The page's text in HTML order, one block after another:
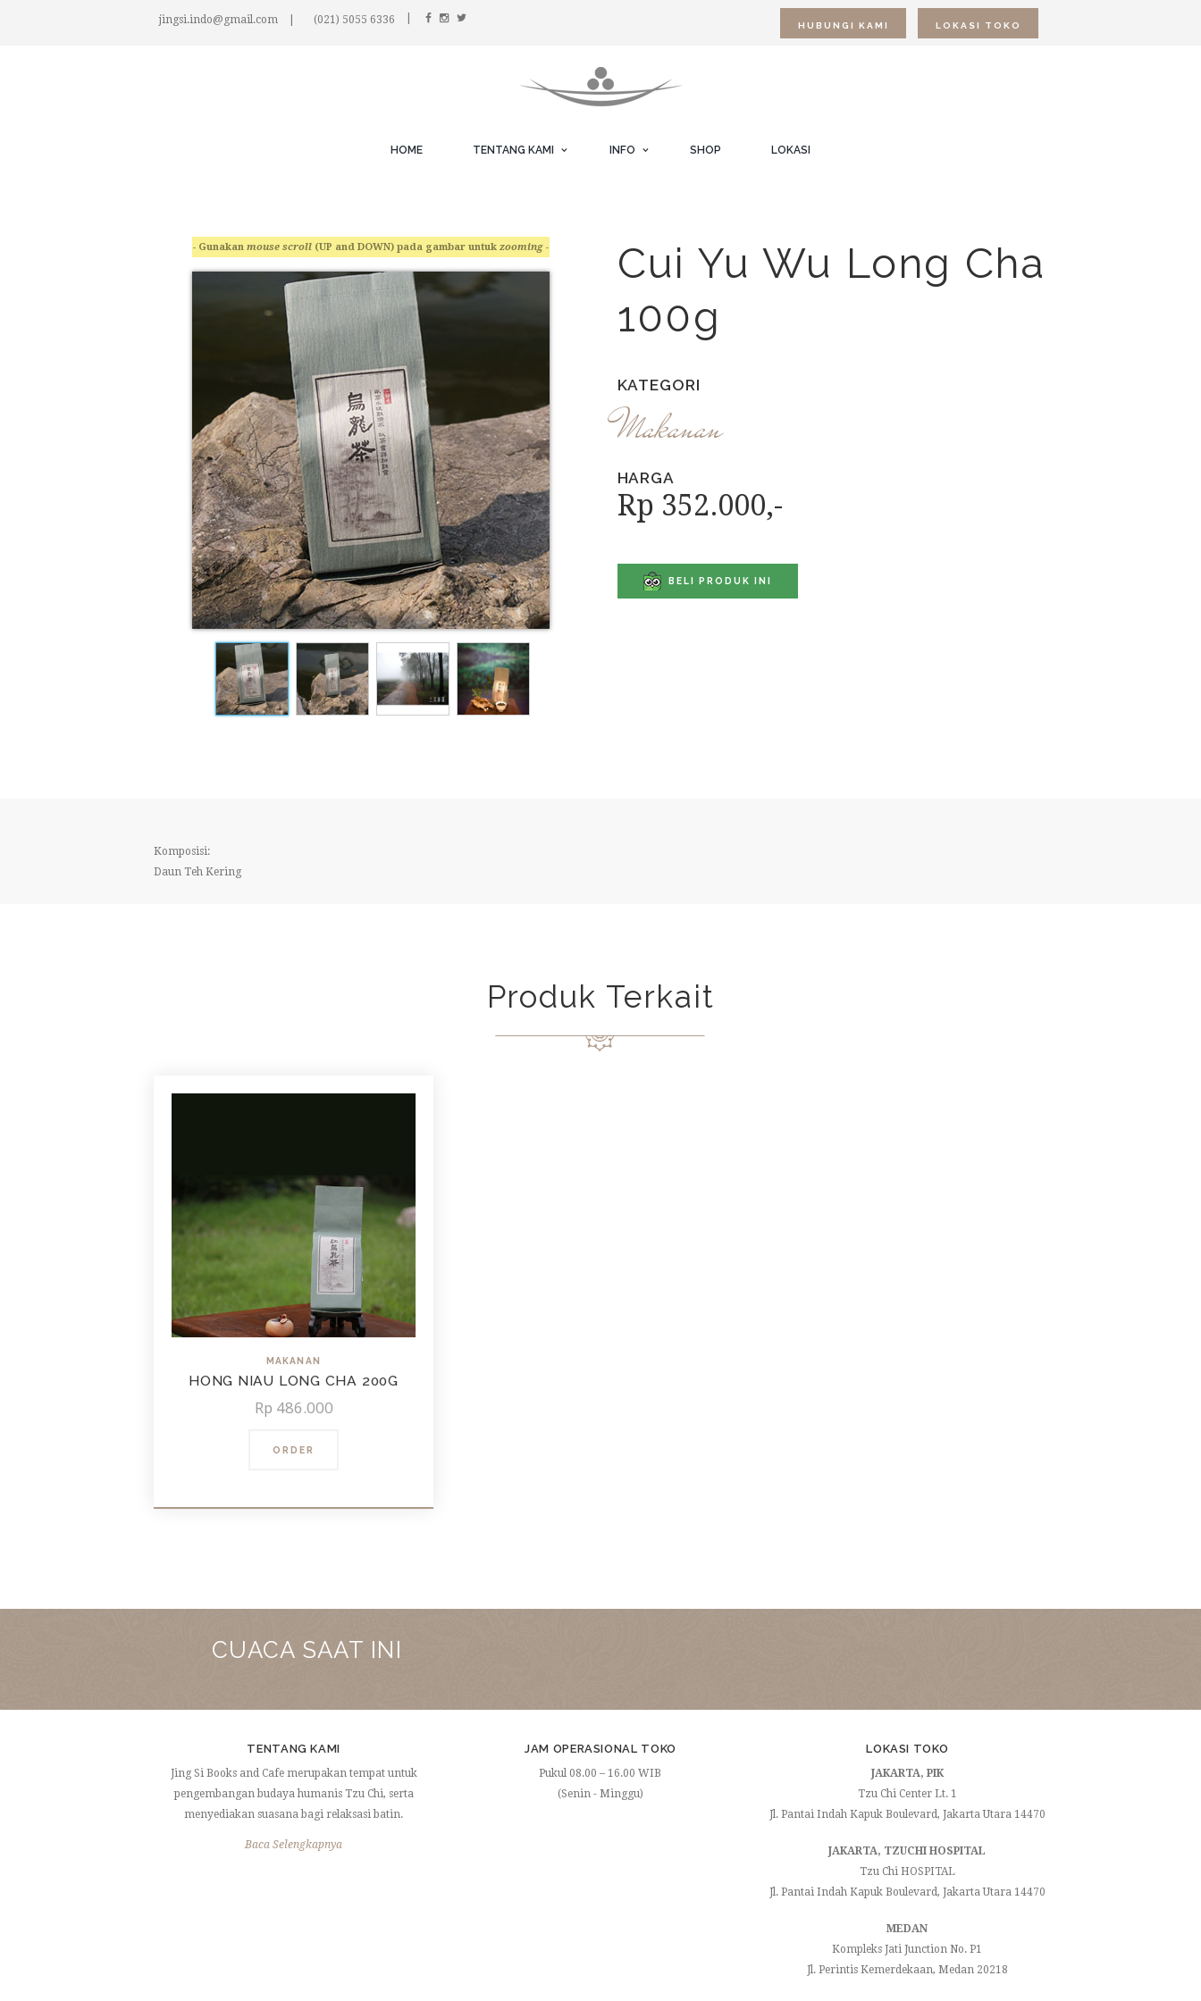
jingsi.indo@gmail.com (021) 5055 6336 HUBUNGI KAMI LOKASI TOKO
HOME TENTANG KAMI INFO SHOP LOKASI
- Gunakan mouse scroll (UP and DOWN) pada gambar untuk zooming-
Cui Yu Wu Long Cha
100g
KATEGORI
Makanan
HARGA
Rp 352.000,-
BELI PRODUK INI
Komposisi:
Daun Teh Kering
Produk Terkait
MAKANAN
HONG NIAU LONG CHA 200G
Rp 486.000
ORDER
CUACA SAAT INI
TENTANG KAMI
Jing Si Books and Cafe merupakan tempat untuk
pengembangan budaya humanis Tzu Chi, serta
menyediakan suasana bagi relaksasi batin.
Baca Selengkapnya
JAM OPERASIONAL TOKO
Pukul 08.00 – 16.00 WIB
(Senin - Minggu)
LOKASI TOKO
JAKARTA, PIK
Tzu Chi Center Lt. 1
Jl. Pantai Indah Kapuk Boulevard, Jakarta Utara 14470
JAKARTA, TZUCHI HOSPITAL
Tzu Chi HOSPITAL
Jl. Pantai Indah Kapuk Boulevard, Jakarta Utara 14470
MEDAN
Kompleks Jati Junction No. P1
Jl. Perintis Kemerdekaan, Medan 20218